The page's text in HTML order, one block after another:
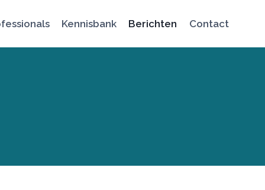
Kennisbank Berichten Contact